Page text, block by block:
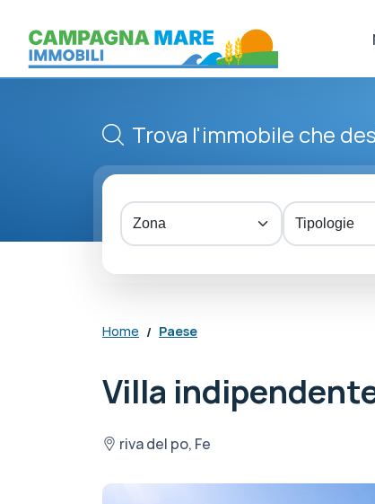
Trova l'immobile che
Home Paese
Villa
riva del po, Fe